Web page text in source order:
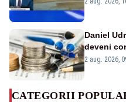
Daniel
deveni
viitoare?
2 aug. 2026,
CATEGORII